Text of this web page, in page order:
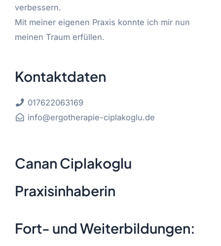
verbessern.
Mit meiner eigenen Praxis konnte ich mir nun
meinen Traum erfüllen.
Kontaktdaten
017622063169
info@ergotherapie-ciplakoglu.de
Canan Ciplakoglu
Praxisinhaberin
Fort- und Weiterbildungen: